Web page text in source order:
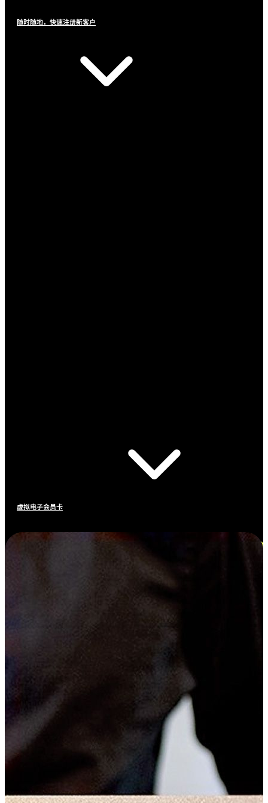
随时随地，快速注册新客户
虚拟电子会员卡